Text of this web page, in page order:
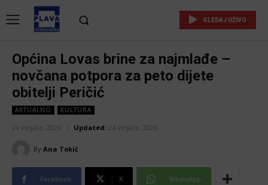
GLEDAJ UŽIVO
Općina Lovas brine za najmlađe –
novčana potpora za peto dijete
obitelji Peričić
AKTUALNO KULTURA
24 veljače, 2026 Updated: 24 veljače, 2026
By Ana Tokić
Facebook X WhatsApp